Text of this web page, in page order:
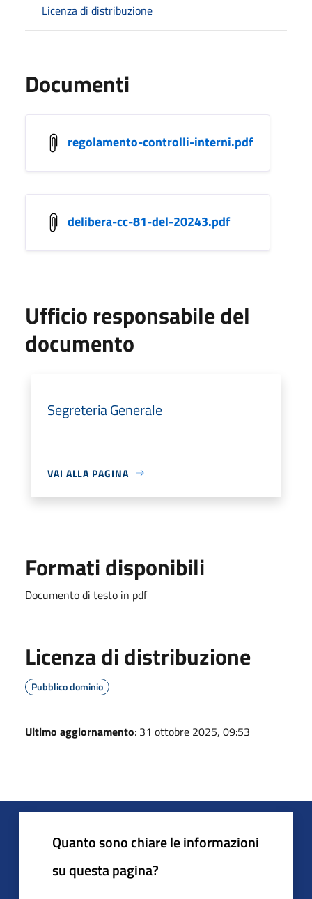
Licenza di distribuzione
Documenti
regolamento-controlli-interni.pdf
delibera-cc-81-del-20243.pdf
Ufficio responsabile del
documento
Segreteria Generale
VAI ALLA PAGINA
Formati disponibili
Documento di testo in pdf
Licenza di distribuzione
Pubblico dominio
Ultimo aggiornamento: 31 ottobre 2025, 09:53
Quanto sono chiare le informazioni
su questa pagina?